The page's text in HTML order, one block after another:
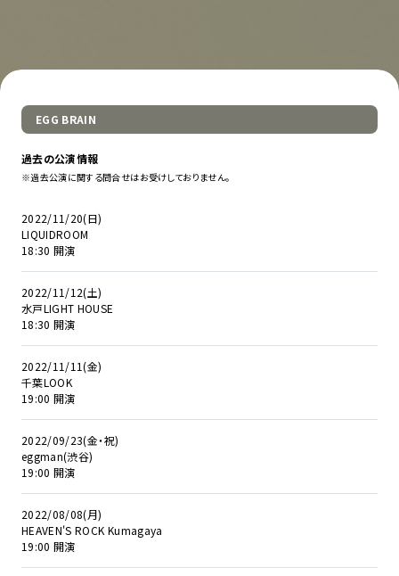
EGG BRAIN
過去の公演情報
※過去公演に関する問合せはお受けしておりません。
2022/11/20(日)
LIQUIDROOM
18:30 開演
2022/11/12(土)
水戸LIGHT HOUSE
18:30 開演
2022/11/11(金)
千葉LOOK
19:00 開演
2022/09/23(金・祝)
eggman(渋谷)
19:00 開演
2022/08/08(月)
HEAVEN'S ROCK Kumagaya
19:00 開演